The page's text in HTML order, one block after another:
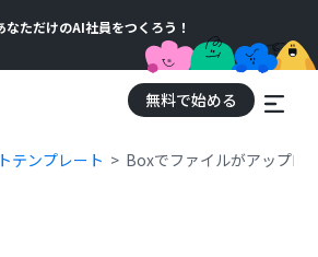
ただけのAI社員をつくろう！
無料で始める
テンプレート Boxでファイルがアップロ